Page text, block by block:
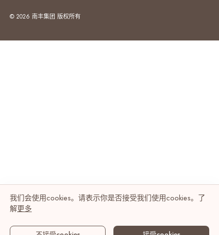
© 2026 南丰集团 版权所有
我们会使用cookies。请表示你是否接受我们使用cookies。了
解更多